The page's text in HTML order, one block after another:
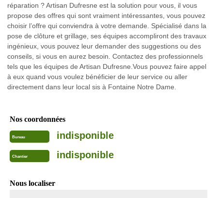
réparation ? Artisan Dufresne est la solution pour vous, il vous
propose des offres qui sont vraiment intéressantes, vous pouvez
choisir l’offre qui conviendra à votre demande. Spécialisé dans la
pose de clôture et grillage, ses équipes accompliront des travaux
ingénieux, vous pouvez leur demander des suggestions ou des
conseils, si vous en aurez besoin. Contactez des professionnels
tels que les équipes de Artisan Dufresne.Vous pouvez faire appel
à eux quand vous voulez bénéficier de leur service ou aller
directement dans leur local sis à Fontaine Notre Dame.
Nos coordonnées
Bureau indisponible
Chantier indisponible
Nous localiser